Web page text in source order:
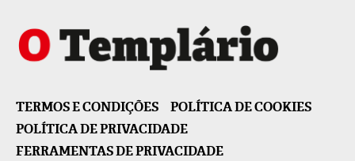
TERMOS E CONDIÇÕES
POLÍTICA DE COOKIES
POLÍTICA DE PRIVACIDADE
FERRAMENTAS DE PRIVACIDADE